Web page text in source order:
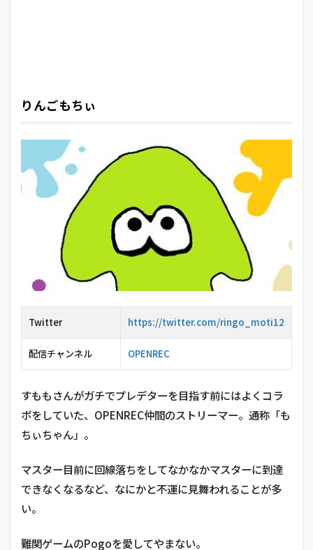
りんごもちぃ
Twitter https://twitter.com/ringo_moti12
配信チャンネル OPENREC
すももさんがガチでプレデターを目指す前にはよくコラ
ボをしていた、OPENREC仲間のストリーマー。通称「も
ちぃちゃん」。
マスター目前に回線落ちをしてなかなかマスターに到達
できなくなるなど、なにかと不運に見舞われることが多
い。
難関ゲームのPogoを愛してやまない。